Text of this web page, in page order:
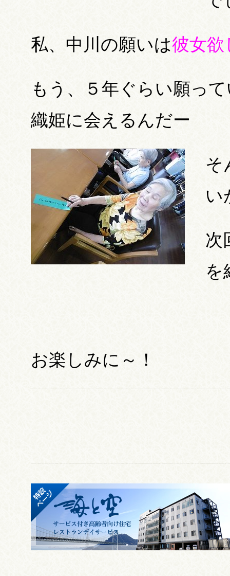
私、中川の願いは彼女欲
もう、５年ぐらい願っ
織姫に会えるんだー
そ
い
次
を
お楽しみに～！